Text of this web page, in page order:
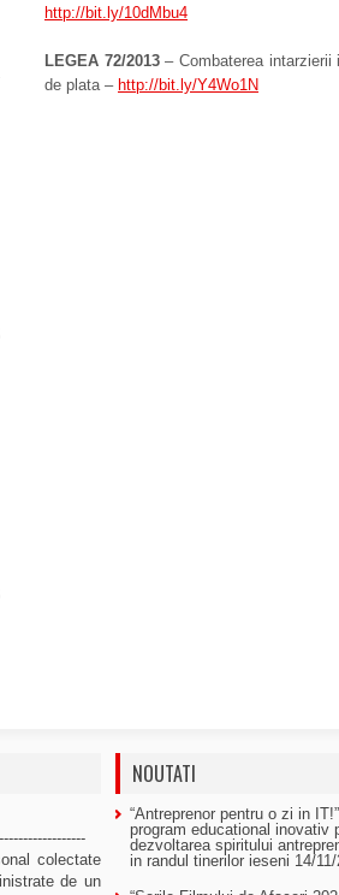
http://bit.ly/10dMbu4
LEGEA 72/2013– Combaterea intarzierii
de plata – http://bit.ly/Y4Wo1N
colectate
de un
NOUTATI
“Antreprenor pentru o zi in
program educational inovativ
dezvoltarea spiritului
in randul tinerilor ieseni 14/